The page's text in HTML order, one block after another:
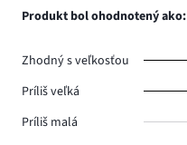
Produkt bol ohodnotený ako:
Zhodný s veľkosťou
Príliš veľká
Príliš malá